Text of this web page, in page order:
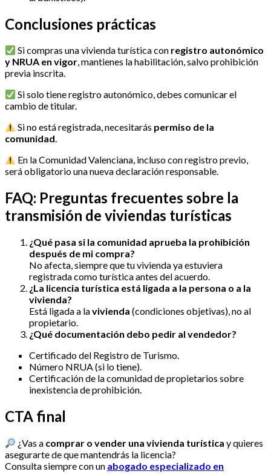
Conclusiones prácticas
Si compras una vivienda turística con registro autonómico
y NRUA en vigor, mantienes la habilitación, salvo prohibición
previa inscrita.
Si solo tiene registro autonómico, debes comunicar el
cambio de titular.
Si no está registrada, necesitarás permiso de la
comunidad.
En la Comunidad Valenciana, incluso con registro previo,
será obligatorio una nueva declaración responsable.
FAQ: Preguntas frecuentes sobre la
transmisión de viviendas turísticas
¿Qué pasa si la comunidad aprueba la prohibición
después de mi compra?
No afecta, siempre que tu vivienda ya estuviera
registrada como turística antes del acuerdo.
¿La licencia turística está ligada a la persona o a la
vivienda?
Está ligada a lavivienda (condiciones objetivas), no al
propietario.
¿Qué documentación debo pedir al vendedor?
Certificado del Registro de Turismo.
Número NRUA (si lo tiene).
Certificación de la comunidad de propietarios sobre
inexistencia de prohibición.
CTA final
¿Vas a comprar o vender una vivienda turística y quieres
asegurarte de que mantendrás la licencia?
Consulta siempre con un abogado especializado en